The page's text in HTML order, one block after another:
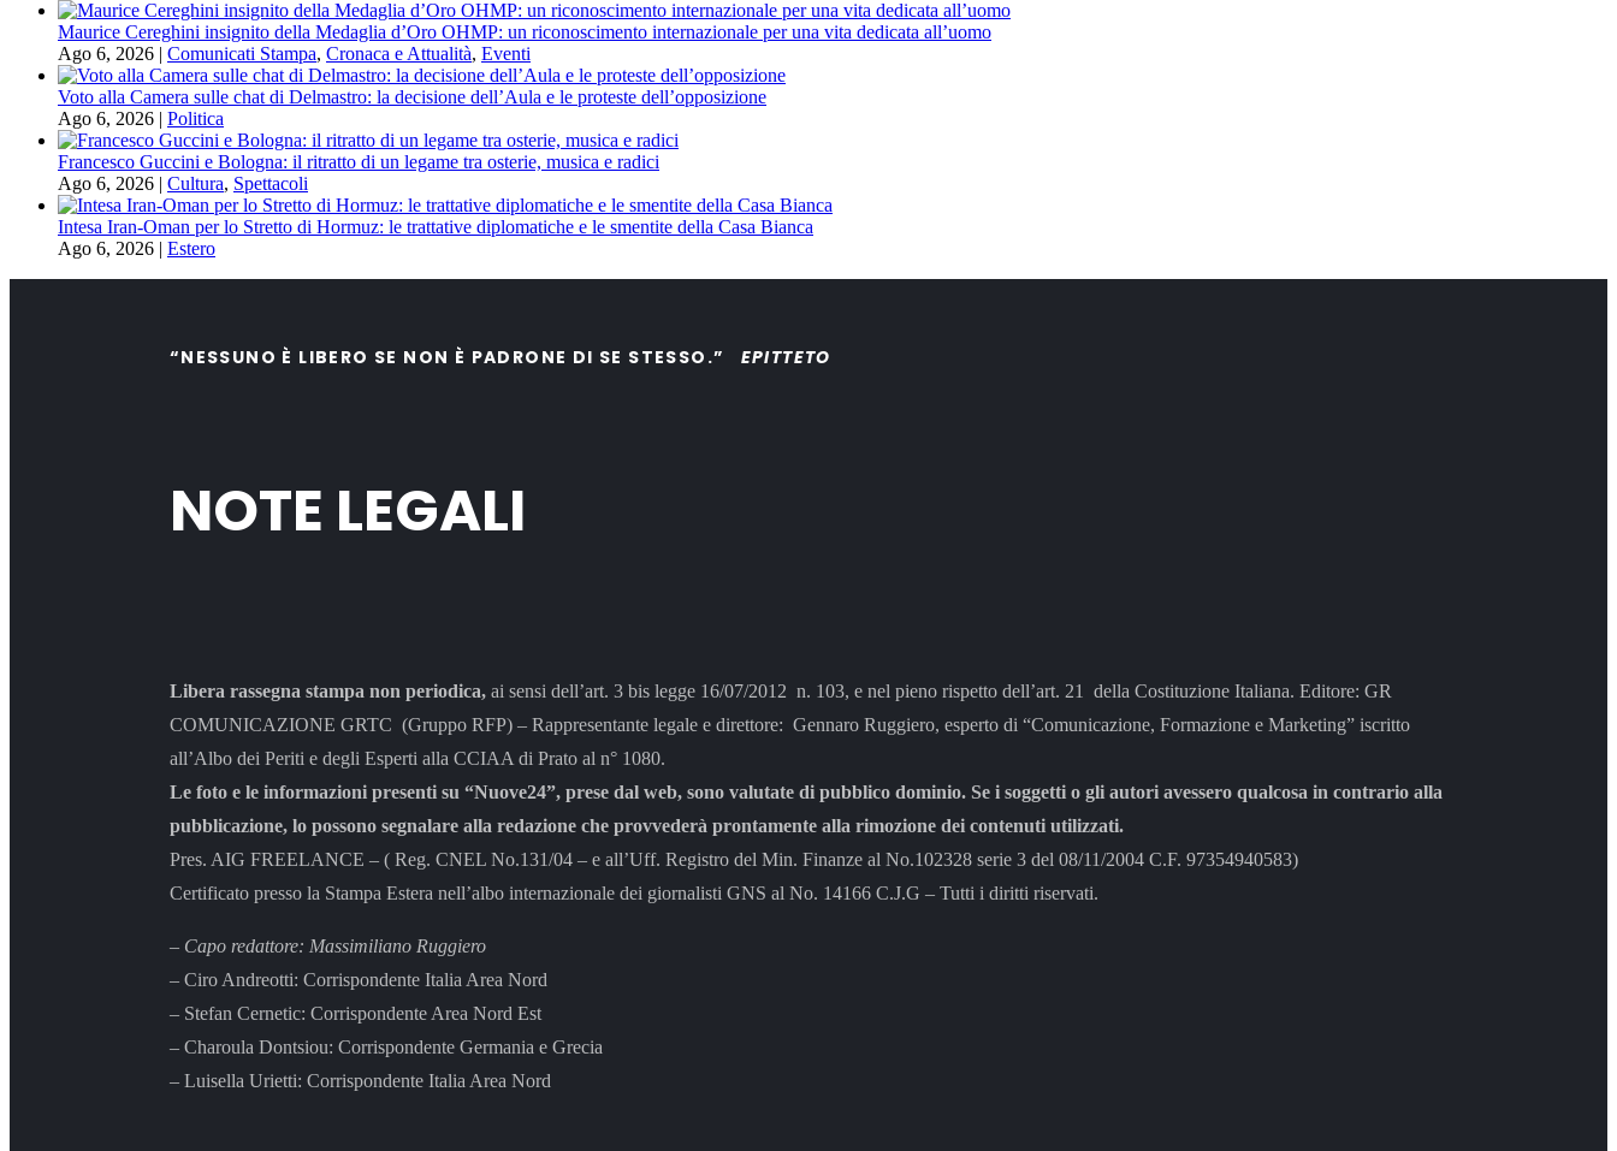
Maurice Cereghini insignito della Medaglia d’Oro OHMP: un riconoscimento internazionale per una vita dedicata all’uomo
Ago 6, 2026 | Comunicati Stampa, Cronaca e Attualità, Eventi
Voto alla Camera sulle chat di Delmastro: la decisione dell’Aula e le proteste dell’opposizione
Ago 6, 2026 | Politica
Francesco Guccini e Bologna: il ritratto di un legame tra osterie, musica e radici
Ago 6, 2026 | Cultura, Spettacoli
Intesa Iran-Oman per lo Stretto di Hormuz: le trattative diplomatiche e le smentite della Casa Bianca
Ago 6, 2026 | Estero
“NESSUNO È LIBERO SE NON È PADRONE DI SE STESSO.” EPITTETO
NOTE LEGALI
Libera rassegna stampa non periodica, ai sensi dell’art. 3 bis legge 16/07/2012 n. 103, e nel pieno rispetto dell’art. 21 della Costituzione Italiana. Editore: GR
COMUNICAZIONE GRTC (Gruppo RFP) – Rappresentante legale e direttore: Gennaro Ruggiero, esperto di “Comunicazione, Formazione e Marketing” iscritto
all’Albo dei Periti e degli Esperti alla CCIAA di Prato al n° 1080.
Le foto e le informazioni presenti su “Nuove24”, prese dal web, sono valutate di pubblico dominio. Se i soggetti o gli autori avessero qualcosa in contrario alla
pubblicazione, lo possono segnalare alla redazione che provvederà prontamente alla rimozione dei contenuti utilizzati.
Pres. AIG FREELANCE – ( Reg. CNEL No.131/04 – e all’Uff. Registro del Min. Finanze al No.102328 serie 3 del 08/11/2004 C.F. 97354940583)
Certificato presso la Stampa Estera nell’albo internazionale dei giornalisti GNS al No. 14166 C.J.G – Tutti i diritti riservati.
– Capo redattore: Massimiliano Ruggiero
– Ciro Andreotti: Corrispondente Italia Area Nord
– Stefan Cernetic: Corrispondente Area Nord Est
– Charoula Dontsiou: Corrispondente Germania e Grecia
– Luisella Urietti: Corrispondente Italia Area Nord